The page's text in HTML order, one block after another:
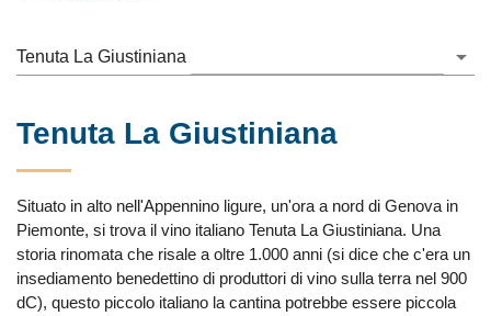
Tenuta La Giustiniana
Tenuta La Giustiniana
Situato in alto nell'Appennino ligure, un'ora a nord di Genova in
Piemonte, si trova il vino italiano Tenuta La Giustiniana. Una
storia rinomata che risale a oltre 1.000 anni (si dice che c'era un
insediamento benedettino di produttori di vino sulla terra nel 900
dC), questo piccolo italiano la cantina potrebbe essere piccola